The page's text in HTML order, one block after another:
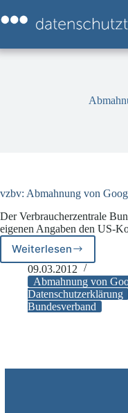
Inhalt
springen
vzbv: Abmahnung von
Der Verbraucherzentrale
eigenen Angaben den US-
Weiterlesen
vzbv:
Abmahnung
von
Google
09.03.2012
Abmahnung von
Datenschutzerklärung
Bundesverband